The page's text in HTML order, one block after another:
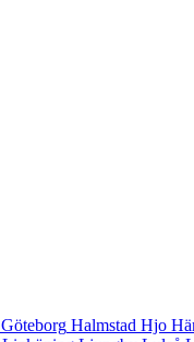
Göteborg Halmstad Hjo